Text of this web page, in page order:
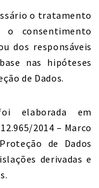
o tratamento
o consentimento
dos responsáveis
nas hipóteses
de Dados.
elaborada em
2014 – Marco
de Dados
derivadas e